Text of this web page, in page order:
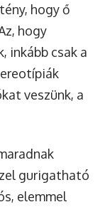
hogy ő
hogy
inkább csak a
veszünk, a
gurigatható
elemmel